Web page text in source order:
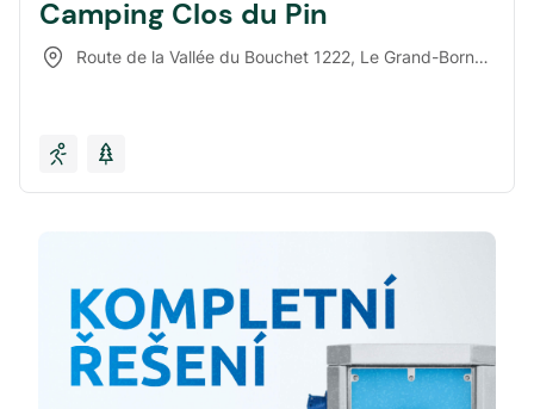
Camping Clos du Pin
Route de la Vallée du Bouchet 1222, Le Grand-Bornand